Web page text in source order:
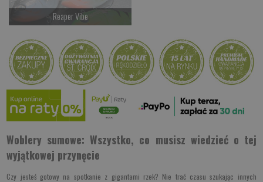
Reaper Vibe
Kup teraz >
Woblery sumowe: Wszystko, co musisz wiedzieć o tej
wyjątkowej przynęcie
Czy jesteś gotowy na spotkanie z gigantami rzek? Nie trać czasu szukając innych